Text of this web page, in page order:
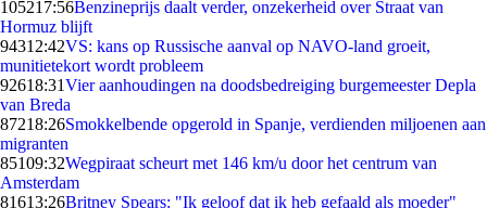
105217:56Benzineprijs daalt verder, onzekerheid over Straat van
Hormuz blijft
94312:42VS: kans op Russische aanval op NAVO-land groeit,
munitietekort wordt probleem
92618:31Vier aanhoudingen na doodsbedreiging burgemeester Depla
van Breda
87218:26Smokkelbende opgerold in Spanje, verdienden miljoenen aan
migranten
85109:32Wegpiraat scheurt met 146 km/u door het centrum van
Amsterdam
81613:26Britney Spears: "Ik geloof dat ik heb gefaald als moeder"